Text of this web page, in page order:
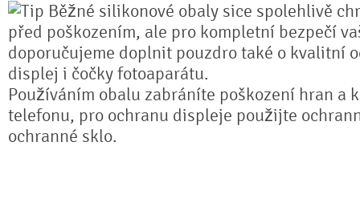
Běžné silikonové obaly sice spolehlivě
před poškozením, ale pro kompletní bezpečí
doporučujeme doplnit pouzdro také o kvalitní
displej i čočky fotoaparátu.
Používáním obalu zabráníte poškození hran a
telefonu, pro ochranu displeje použijte
ochranné sklo.